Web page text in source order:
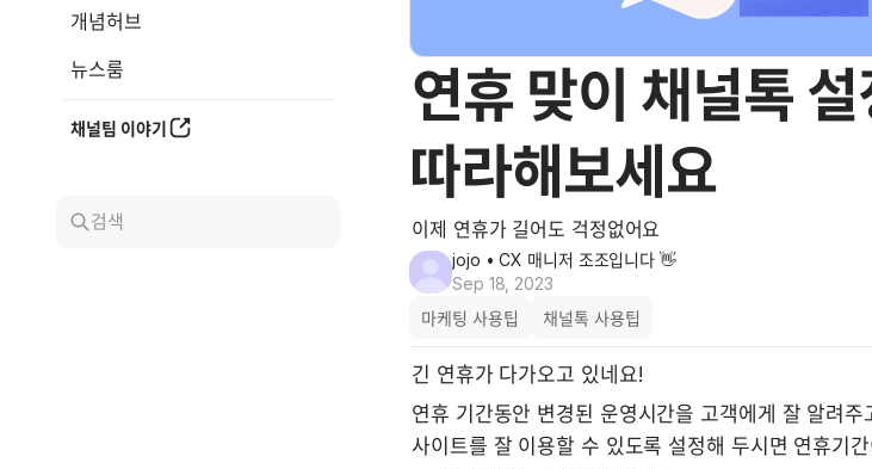
개념허브
뉴스룸
채널팀 이야기
검색
연휴 맞이 채널톡
따라해보세요
이제 연휴가 길어도 걱정없어요
jojo • CX 매니저 조조입니다 👋
Sep 18, 2023
마케팅 사용팁
채널톡 사용팁
긴 연휴가 다가오고 있네요!
연휴 기간동안 변경된 운영시간을 고객에게 잘 알려주
사이트를 잘 이용할 수 있도록 설정해 두시면 연휴기